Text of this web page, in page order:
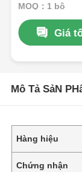
MOQ：1 bộ
Giá
Mô Tả SảN
Hàng hiệu
Chứng nhận